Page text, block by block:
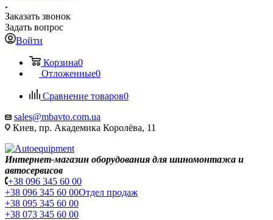
Заказать звонок
Задать вопрос
Войти
Корзина0
Отложенные0
Сравнение товаров0
sales@mbavto.com.ua
Киев, пр. Академика Королёва, 11
Интернет-магазин оборудования для шиномонтажа и
автосервисов
+38 096 345 60 00
+38 096 345 60 00Отдел продаж
+38 095 345 60 00
+38 073 345 60 00